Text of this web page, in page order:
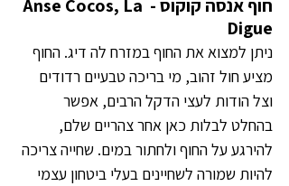
חוף אנסה קוקוס - Anse Cocos, La
Digue
ניתן למצוא את החוף במזרח לה דיג. החוף
מציע חול זהוב, מי בריכה טבעיים רדודים
וצל הודות לעצי הדקל הרבים, אפשר
בהחלט לבלות כאן אחר צהריים שלם,
להירגע על החוף ולחתור במים. שחייה צריכה
להיות שמורה לשחיינים בעלי ביטחון עצמי